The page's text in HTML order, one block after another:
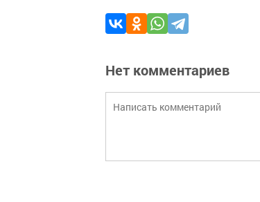
Нет комментариев